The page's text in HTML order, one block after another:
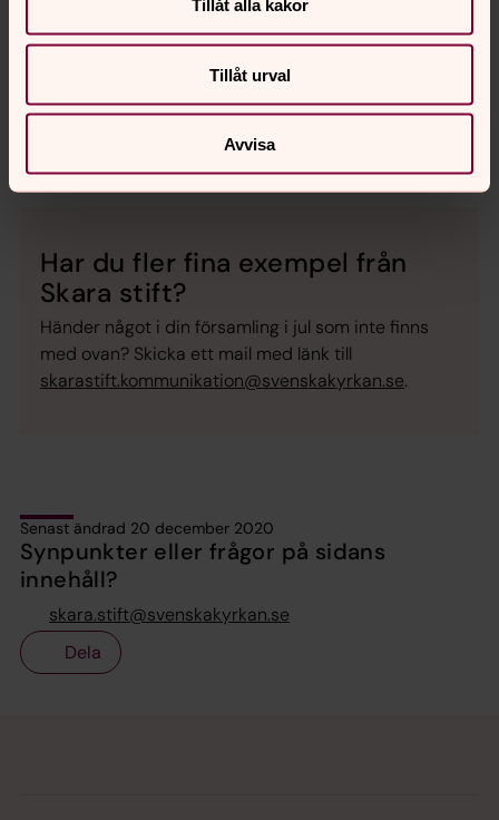
Tillåt alla kakor
Tillåt urval
Avvisa
Att lyssna till
Har du fler fina exempel från
Skara stift?
Händer något i din församling i jul som inte finns
med ovan? Skicka ett mail med länk till
skarastift.kommunikation@svenskakyrkan.se.
Senast ändrad 20 december 2020
Synpunkter eller frågor på sidans
innehåll?
skara.stift@svenskakyrkan.se
Dela